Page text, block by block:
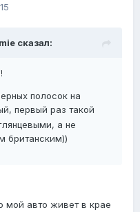
сказал:
полосок на
первый раз такой
а не
британским))
мой авто живет в крае